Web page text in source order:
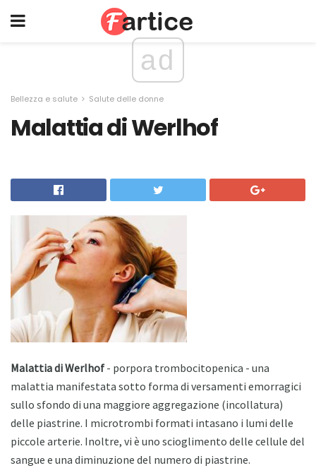
ad
Bellezza e salute Salute delle donne
Malattia di Werlhof
Malattia di Werlhof - porpora trombocitopenica - una
malattia manifestata sotto forma di versamenti emorragici
sullo sfondo di una maggiore aggregazione (incollatura)
delle piastrine. I microtrombi formati intasano i lumi delle
piccole arterie. Inoltre, vi è uno scioglimento delle cellule del
sangue e una diminuzione del numero di piastrine.